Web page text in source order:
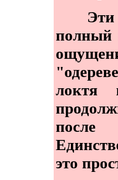
Эти
полный
локтя
это